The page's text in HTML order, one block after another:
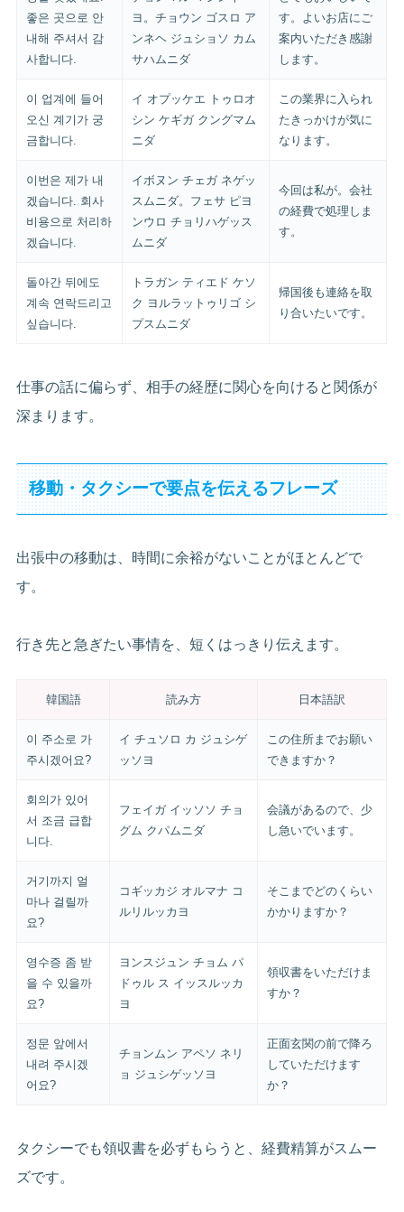
좋은 곳으로 안
내해 주셔서 감
사합니다.
ヨ。チョウン ゴスロ ア
ンネヘ ジュショソ カム
サハムニダ
す。よいお店にご
案内いただき感謝
します。
이 업계에 들어
오신 계기가 궁
금합니다.
イ オプッケエ トゥロオ
シン ケギガ クングマム
ニダ
この業界に入られ
たきっかけが気に
なります。
이번은 제가 내
겠습니다. 회사
비용으로 처리하
겠습니다.
イボヌン チェガ ネゲッ
スムニダ。フェサ ピヨ
ンウロ チョリハゲッス
ムニダ
今回は私が。会社
の経費で処理しま
す。
돌아간 뒤에도
계속 연락드리고
싶습니다.
トラガン ティエド ケソ
ク ヨルラットゥリゴ シ
プスムニダ
帰国後も連絡を取
り合いたいです。
仕事の話に偏らず、相手の経歴に関心を向けると関係が
深まります。
移動・タクシーで要点を伝えるフレーズ
出張中の移動は、時間に余裕がないことがほとんどで
す。
行き先と急ぎたい事情を、短くはっきり伝えます。
韓国語 読み方 日本語訳
이 주소로 가
주시겠어요?
イ チュソロ カ ジュシゲ
ッソヨ
この住所までお願い
できますか？
회의가 있어
서 조금 급합
니다.
フェイガ イッソソ チョ
グム クパムニダ
会議があるので、少
し急いでいます。
거기까지 얼
마나 걸릴까
요?
コギッカジ オルマナ コ
ルリルッカヨ
そこまでどのくらい
かかりますか？
영수증 좀 받
을 수 있을까
요?
ヨンスジュン チョム パ
ドゥル ス イッスルッカ
ヨ
領収書をいただけま
すか？
정문 앞에서
내려 주시겠
어요?
チョンムン アペソ ネリ
ョ ジュシゲッソヨ
正面玄関の前で降ろ
していただけます
か？
タクシーでも領収書を必ずもらうと、経費精算がスムー
ズです。